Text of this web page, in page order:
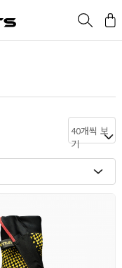
40개씩 보
기